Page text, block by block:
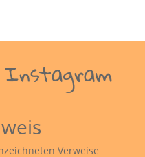
Instagram
Verweise